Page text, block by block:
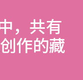
，共有
作的藏